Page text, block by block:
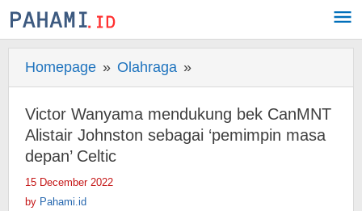
Skip
to
Homepage » Olahraga »
Wanyama
mendukung
bek
Victor Wanyama mendukung bek CanMNT
Alistair Johnston sebagai ‘pemimpin masa
depan’ Celtic
15 December 2022
by Pahami.id